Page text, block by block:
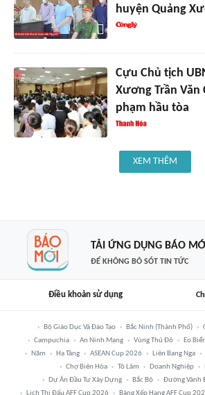
huyện Quảng
Cựu Chủ tịch
Xương Trần Văn
phạm hầu tòa
XEM THÊM
TẢI ỨNG DỤNG BÁO
ĐỂ KHÔNG BỎ SÓT TIN TỨC
Điều khoản sử dụng
Bộ Giáo Dục Và Đào Tạo Bắc Ninh (thành Phố)
Campuchia
An Ninh Mạng Vùng Thủ Đô Eo
Năm
Hạ Tầng ASEAN Cup 2026 Liên Bang Nga
Chợ Biên Hòa
Tô Lâm Doanh Nghiệp
Dự Án Đầu Tư Xây Dựng
Bắc Bộ Đường Vành
Lịch Thi Đấu AFF Cup 2026
Bảng Xếp Hạng AFF Cup